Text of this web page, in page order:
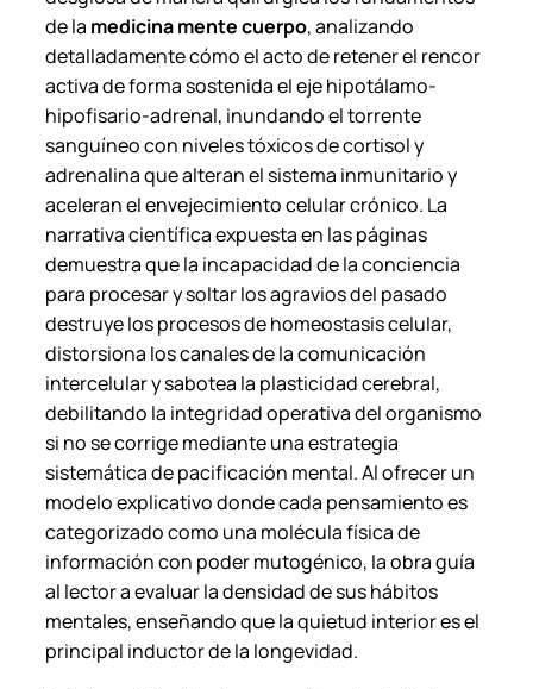
de la medicina mente cuerpo, analizando
detalladamente cómo el acto de retener el rencor
activa de forma sostenida el eje hipotálamo-
hipofisario-adrenal, inundando el torrente
sanguíneo con niveles tóxicos de cortisol y
adrenalina que alteran el sistema inmunitario y
aceleran el envejecimiento celular crónico. La
narrativa científica expuesta en las páginas
demuestra que la incapacidad de la conciencia
para procesar y soltar los agravios del pasado
destruye los procesos de homeostasis celular,
distorsiona los canales de la comunicación
intercelular y sabotea la plasticidad cerebral,
debilitando la integridad operativa del organismo
si no se corrige mediante una estrategia
sistemática de pacificación mental. Al ofrecer un
modelo explicativo donde cada pensamiento es
categorizado como una molécula física de
información con poder mutogénico, la obra guía
al lector a evaluar la densidad de sus hábitos
mentales, enseñando que la quietud interior es el
principal inductor de la longevidad.